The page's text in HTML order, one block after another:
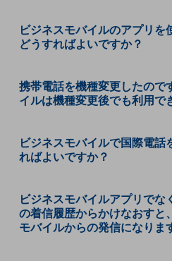
ケータイプラン
データプラス
home5Gプラン
モバイルサービス
セキュリティ
運用保守・故障紛失サポート
ビジネスモバイルのアプリを
どうすればよいですか？
携帯電話を機種変更したので
イルは機種変更後でも利用で
ビジネスモバイルで国際電話
ればよいですか？
ビジネスモバイルアプリでな
の着信履歴からかけなおすと
モバイルからの発信になりま